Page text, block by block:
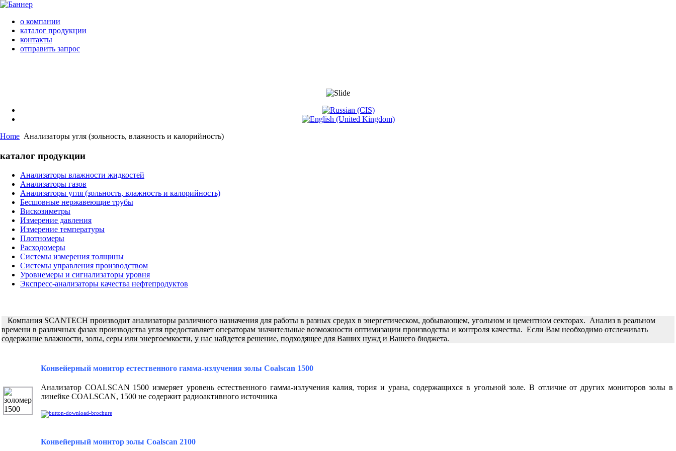
о компании
каталог продукции
контакты
отправить запрос
Home Анализаторы угля (зольность, влажность и калорийность)
каталог продукции
Анализаторы влажности жидкостей
Анализаторы газов
Анализаторы угля (зольность, влажность и калорийность)
Бесшовные нержавеющие трубы
Вискозиметры
Измерение давления
Измерение температуры
Плотномеры
Расходомеры
Системы измерения толщины
Системы управления производством
Уровнемеры и сигнализаторы уровня
Экспресс-анализаторы качества нефтепродуктов
Компания SCANTECH производит анализаторы различного назначения для работы в разных средах в энергетическом, добывающем, угольном и цементном секторах. Анализ в реальном
времени в различных фазах производства угля предоставляет операторам значительные возможности оптимизации производства и контроля качества. Если Вам необходимо отслеживать
содержание влажности, золы, серы или энергоемкости, у нас найдется решение, подходящее для Ваших нужд и Вашего бюджета.
Конвейерный монитор естественного гамма-излучения золы Coalscan 1500
Анализатор COALSCAN 1500 измеряет уровень естественного гамма-излучения калия, тория и урана, содержащихся в угольной золе. В отличие от других мониторов золы в
линейке COALSCAN, 1500 не содержит радиоактивного источника
Конвейерный монитор золы Coalscan 2100